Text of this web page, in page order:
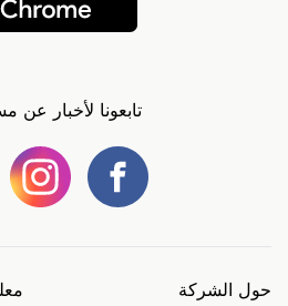
تابعونا لأخبار عن
حول الشركة